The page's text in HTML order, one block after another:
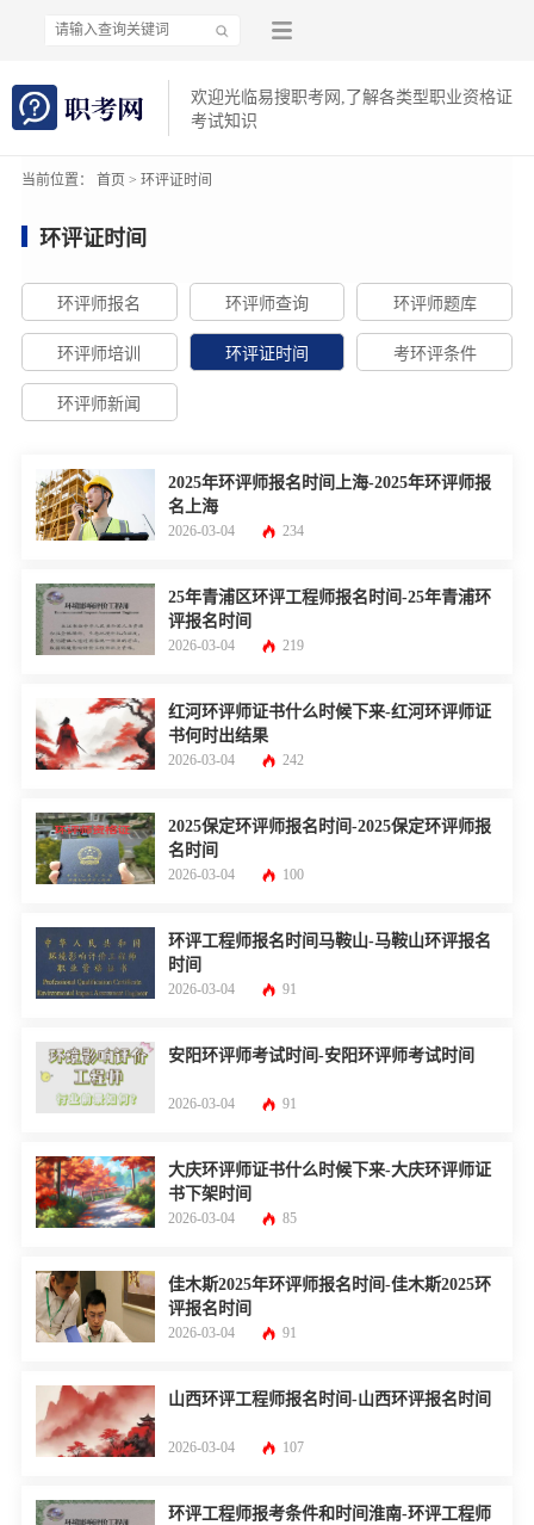
欢迎光临易搜职考网,了解各类型职业资格证
考试知识
当前位置： 首页> 环评证时间
环评证时间
环评师报名 环评师查询 环评师题库
环评师培训 环评证时间 考环评条件
环评师新闻
2025年环评师报名时间上海-2025年环评师报
名上海
2026-03-04 234
25年青浦区环评工程师报名时间-25年青浦环
评报名时间
2026-03-04 219
红河环评师证书什么时候下来-红河环评师证
书何时出结果
2026-03-04 242
2025保定环评师报名时间-2025保定环评师报
名时间
2026-03-04 100
环评工程师报名时间马鞍山-马鞍山环评报名
时间
2026-03-04 91
安阳环评师考试时间-安阳环评师考试时间
2026-03-04 91
大庆环评师证书什么时候下来-大庆环评师证
书下架时间
2026-03-04 85
佳木斯2025年环评师报名时间-佳木斯2025环
评报名时间
2026-03-04 91
山西环评工程师报名时间-山西环评报名时间
2026-03-04 107
环评工程师报考条件和时间淮南-环评工程师